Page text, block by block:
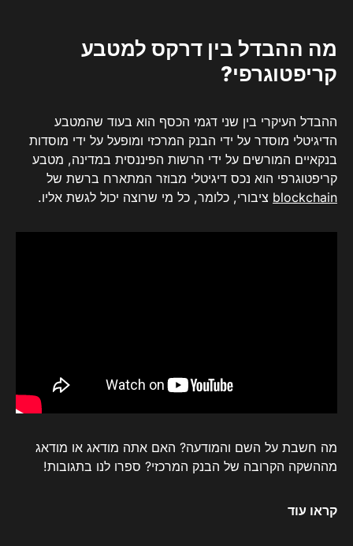
מה ההבדל בין דרקס למטבע
קריפטוגרפי?
ההבדל העיקרי בין שני דגמי הכסף הוא בעוד שהמטבע
הדיגיטלי מוסדר על ידי הבנק המרכזי ומופעל על ידי מוסדות
בנקאיים המורשים על ידי הרשות הפיננסית במדינה, מטבע
קריפטוגרפי הוא נכס דיגיטלי מבוזר המתארח ברשת של
blockchain ציבורי, כלומר, כל מי שרוצה יכול לגשת אליו.
מה חשבת על השם והמודעה? האם אתה מודאג או מודאג
מההשקה הקרובה של הבנק המרכזי? ספרו לנו בתגובות!
קראו עוד